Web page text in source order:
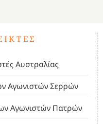
Αυστραλίας
Αγωνιστών Σερρών
Αγωνιστών Πατρών